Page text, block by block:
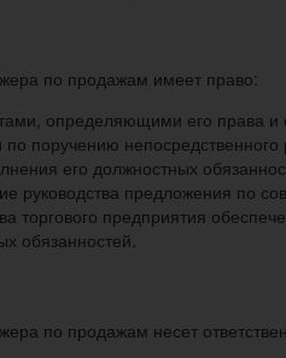
по продажам имеет право:
определяющими его права и
поручению
его должностных
руководства предложения по
торгового предприятия
обязанностей.
по продажам несет